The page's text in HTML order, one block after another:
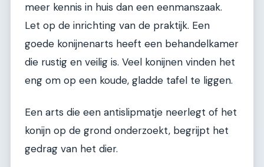
meer kennis in huis dan een eenmanszaak.
Let op de inrichting van de praktijk. Een
goede konijnenarts heeft een behandelkamer
die rustig en veilig is. Veel konijnen vinden het
eng om op een koude, gladde tafel te liggen.
Een arts die een antislipmatje neerlegt of het
konijn op de grond onderzoekt, begrijpt het
gedrag van het dier.